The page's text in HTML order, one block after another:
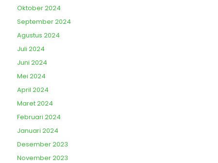
Oktober 2024
September 2024
Agustus 2024
Juli 2024
Juni 2024
Mei 2024
April 2024
Maret 2024
Februari 2024
Januari 2024
Desember 2023
November 2023